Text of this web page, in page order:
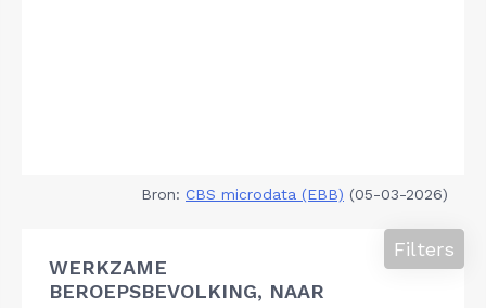
Bron: CBS microdata (EBB) (05-03-2026)
WERKZAME
BEROEPSBEVOLKING, NAAR
Filters